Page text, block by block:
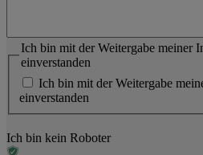
Ich bin mit der Weitergabe meiner
einverstanden
Ich bin mit der Weitergabe
einverstanden
Ich bin kein Roboter